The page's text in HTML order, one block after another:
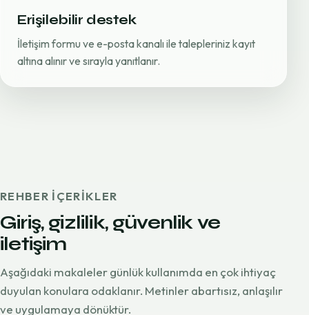
Erişilebilir destek
İletişim formu ve e-posta kanalı ile talepleriniz kayıt
altına alınır ve sırayla yanıtlanır.
REHBER IÇERIKLER
Giriş, gizlilik, güvenlik ve
iletişim
Aşağıdaki makaleler günlük kullanımda en çok ihtiyaç
duyulan konulara odaklanır. Metinler abartısız, anlaşılır
ve uygulamaya dönüktür.